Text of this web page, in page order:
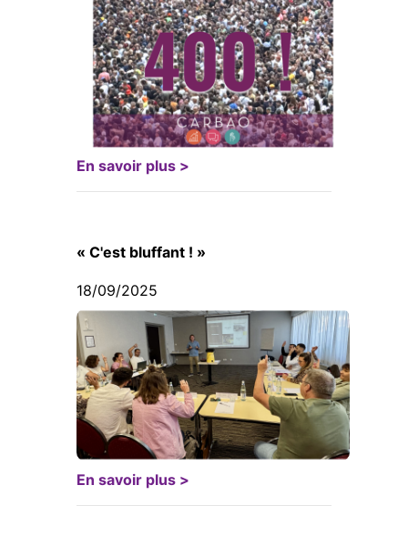
En savoir plus >
« C'est bluffant ! »
18/09/2025
En savoir plus >